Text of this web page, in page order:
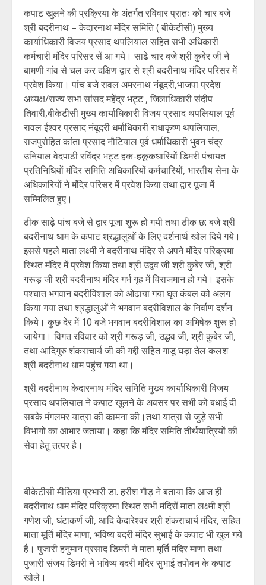
कपाट खुलने की प्रक्रिया के अंतर्गत रविवार प्रातः को चार बजे
श्री बदरीनाथ – केदारनाथ मंदिर समिति ( बीकेटीसी) मुख्य
कार्याधिकारी विजय प्रसाद थपलियाल सहित सभी अधिकारी
कर्मचारी मंदिर परिसर सें आ गये। साढे चार बजे श्री कुबेर जी ने
बामणी गांव से चल कर दक्षिण द्वार से श्री बदरीनाथ मंदिर परिसर में
प्रवेश किया। पांच बजे रावल अमरनाथ नंबूदरी,भाजपा प्रदेश
अध्यक्ष/राज्य सभा सांसद महेंद्र भट्ट , जिलाधिकारी संदीप
तिवारी,बीकेटीसी मुख्य कार्याधिकारी विजय प्रसाद थपलियाल पूर्व
रावल ईश्वर प्रसाद नंबूदरी धर्माधिकारी राधाकृष्ण थपलियाल,
राजपुरोहित कांता प्रसाद नौटियाल पूर्व धर्माधिकारी भुवन चंद्र
उनियाल वेदपाठी रविंद्र भट्ट हक-हकूकधारियों डिमरी पंचायत
प्रतिनिधियों मंदिर समिति अधिकारियों कर्मचारियों, भारतीय सेना के
अधिकारियों ने मंदिर परिसर में प्रवेश किया तथा द्वार पूजा में
सम्मिलित हुए।
ठीक साढ़े पांच बजे से द्वार पूजा शुरू हो गयी तथा ठीक छ: बजे श्री
बदरीनाथ धाम के कपाट श्रद्धालुओं के लिए दर्शनार्थ खोल दिये गये।
इससे पहले माता लक्ष्मी ने बदरीनाथ मंदिर से अपने मंदिर परिक्रमा
स्थित मंदिर में प्रवेश किया तथा श्री उद्वव जी श्री कुबेर जी, श्री
गरूड़ जी श्री बदरीनाथ मंदिर गर्भ गृह में विराजमान हो गये। इसके
पश्चात भगवान बदरीविशाल को ओढाया गया घृत कंबल को अलग
किया गया तथा श्रद्धालुओं ने भगवान बदरीविशाल के निर्वाण दर्शन
किये। कुछ देर में 10 बजे भगवान बदरीविशाल का अभिषेक शुरू हो
जायेगा। विगत रविवार को श्री गरूड़ जी, उद्धव जी, श्री कुबेर जी,
तथा आदिगुरु शंकराचार्य जी की गद्दी सहित गाडू घड़ा तेल कलश
श्री बदरीनाथ धाम पहुंच गया था।
श्री बदरीनाथ केदारनाथ मंदिर समिति मुख्य कार्याधिकारी विजय
प्रसाद थपलियाल ने कपाट खुलने के अवसर पर सभी को बधाई दी
सबके मंगलमर यात्रा की कामना की।तथा यात्रा से जुड़े सभी
विभागों का आभार जताया। कहा कि मंदिर समिति तीर्थयात्रियों की
सेवा हेतु तत्पर है।
बीकेटीसी मीडिया प्रभारी डा. हरीश गौड़ ने बताया कि आज ही
बदरीनाथ धाम मंदिर परिक्रमा स्थित सभी मंदिरों माता लक्ष्मी श्री
गणेश जी, घंटाकर्ण जी, आदि केदारेश्वर श्री शंकराचार्य मंदिर, सहित
माता मूर्ति मंदिर माणा, भविष्य बदरी मंदिर सुभाई के कपाट भी खुल गये
है। पुजारी हनुमान प्रसाद डिमरी ने माता मूर्ति मंदिर माणा तथा
पुजारी संजय डिमरी ने भविष्य बदरी मंदिर सुभाई तपोवन के कपाट
खोले।